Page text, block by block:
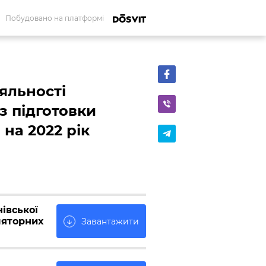
Побудовано на платформі
підготовки
2022 рік
arrow_downward Завантажити